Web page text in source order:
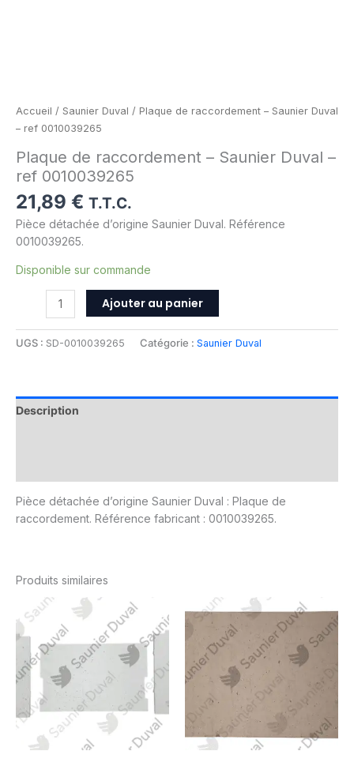
Accueil / Saunier Duval / Plaque de raccordement – Saunier Duval
– ref 0010039265
Plaque de raccordement – Saunier Duval –
ref 0010039265
21,89 € T.T.C.
Pièce détachée d’origine Saunier Duval. Référence
0010039265.
Disponible sur commande
Ajouter au panier
UGS : SD-0010039265 Catégorie : Saunier Duval
Description
Pièce détachée d’origine Saunier Duval : Plaque de
raccordement. Référence fabricant : 0010039265.
Produits similaires